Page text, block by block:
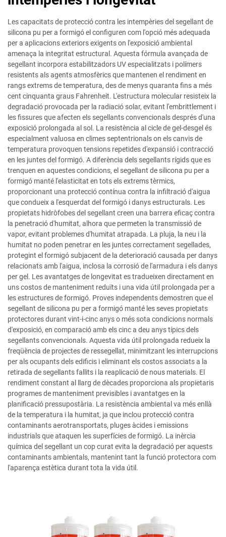
Les capacitats de protecció contra les intempèries del segellant de
silicona pu per a formigó el configuren com l'opció més adequada
per a aplicacions exteriors exigents on l'exposició ambiental
amenaça la integritat estructural. Aquesta fórmula avançada de
segellant incorpora estabilitzadors UV especialitzats i polímers
resistents als agents atmosfèrics que mantenen el rendiment en
rangs extrems de temperatura, des de menys quaranta fins a més
cent cinquanta graus Fahrenheit. L'estructura molecular resisteix la
degradació provocada per la radiació solar, evitant l'embrittlement i
les fissures que afecten els segellants convencionals després d'una
exposició prolongada al sol. La resistència al cicle de gel-desgel és
especialment valuosa en climes septentrionals on els canvis de
temperatura provoquen tensions repetides d'expansió i contracció
en les juntes del formigó. A diferència dels segellants rígids que es
trenquen en aquestes condicions, el segellant de silicona pu per a
formigó manté l'elasticitat en tots els extrems tèrmics,
proporcionant una protecció contínua contra la infiltració d'aigua
que condueix a l'esquerdat del formigó i danys estructurals. Les
propietats hidròfobes del segellant creen una barrera eficaç contra
la penetració d'humitat, alhora que permeten la transmissió de
vapor, evitant problemes d'humitat atrapada. La pluja, la neu i la
humitat no poden penetrar en les juntes correctament segellades,
protegint el formigó subjacent de la deterioració causada per danys
relacionats amb l'aigua, inclosa la corrosió de l'armadura i els danys
per gel. Les avantatges de longevitat es tradueixen directament en
uns costos de manteniment reduïts i una vida útil prolongada per a
les estructures de formigó. Proves independents demostren que el
segellant de silicona pu per a formigó manté les seves propietats
protectores durant vint-i-cinc anys o més sota condicions normals
d'exposició, en comparació amb els cinc a deu anys típics dels
segellants convencionals. Aquesta vida útil prolongada redueix la
freqüència de projectes de ressegellat, minimitzant les interrupcions
per als ocupants dels edificis i eliminant els costos associats a la
retirada de segellants fallits i la reaplicació de nous materials. El
rendiment constant al llarg de dècades proporciona als propietaris
programes de manteniment previsibles i avantatges en la
planificació pressupostària. La resistència ambiental va més enllà
de la temperatura i la humitat, ja que inclou protecció contra
contaminants aerotransportats, pluges àcides i emissions
industrials que ataquen les superfícies de formigó. La inèrcia
química del segellant un cop curat evita la degradació per aquests
contaminants ambientals, mantenint tant la funció protectora com
l'aparença estètica durant tota la vida útil.